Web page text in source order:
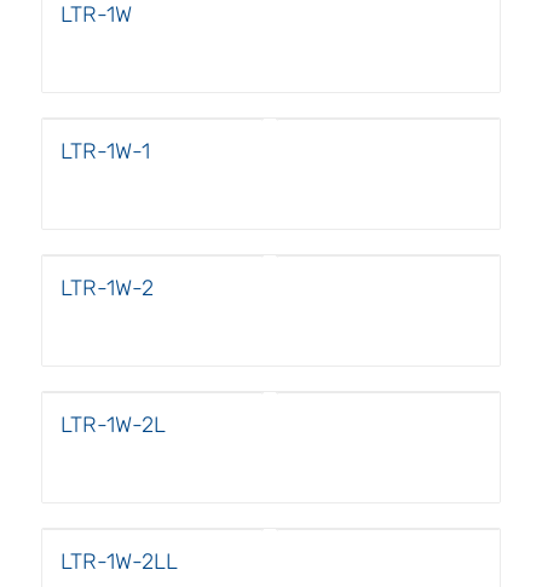
LTR-1W
LTR-1W-1
LTR-1W-2
LTR-1W-2L
LTR-1W-2LL